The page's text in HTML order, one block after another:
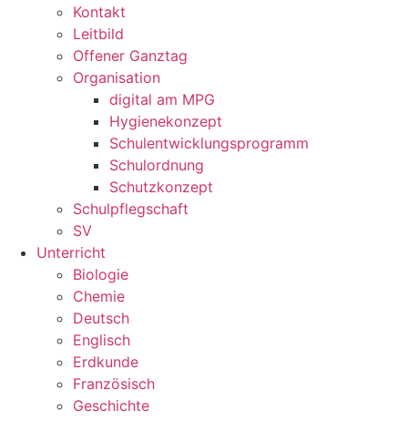
Kontakt
Leitbild
Offener Ganztag
Organisation
digital am MPG
Hygienekonzept
Schulentwicklungsprogramm
Schulordnung
Schutzkonzept
Schulpflegschaft
SV
Unterricht
Biologie
Chemie
Deutsch
Englisch
Erdkunde
Französisch
Geschichte